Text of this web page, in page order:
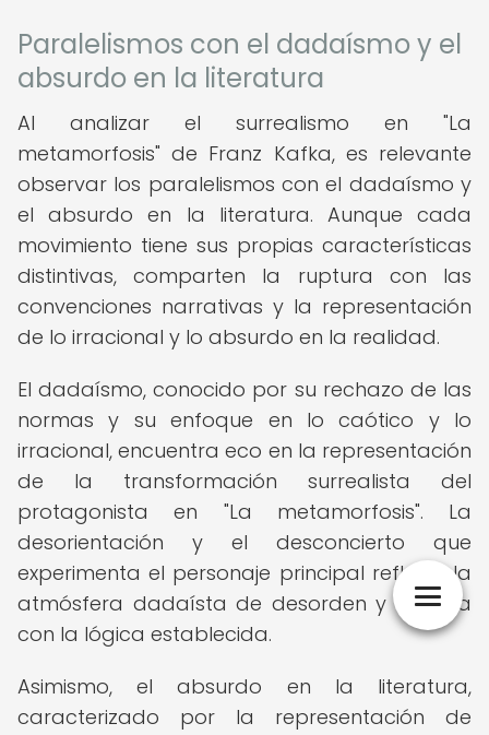
Paralelismos con el dadaísmo y el
absurdo en la literatura
Al analizar el surrealismo en "La
metamorfosis" de Franz Kafka, es relevante
observar los paralelismos con el dadaísmo y
el absurdo en la literatura. Aunque cada
movimiento tiene sus propias características
distintivas, comparten la ruptura con las
convenciones narrativas y la representación
de lo irracional y lo absurdo en la realidad.
El dadaísmo, conocido por su rechazo de las
normas y su enfoque en lo caótico y lo
irracional, encuentra eco en la representación
de la transformación surrealista del
protagonista en "La metamorfosis". La
desorientación y el desconcierto que
experimenta el personaje principal reflejan la
atmósfera dadaísta de desorden y ruptura
con la lógica establecida.
Asimismo, el absurdo en la literatura,
caracterizado por la representación de